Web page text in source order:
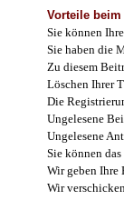
Vorteile
Sie können
Sie haben die
Zu diesem
Löschen Ihrer
Die
Ungelesene
Ungelesene
Sie können
Wir geben Ihre
Wir